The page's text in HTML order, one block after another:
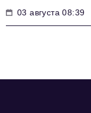
03 августа 08:39